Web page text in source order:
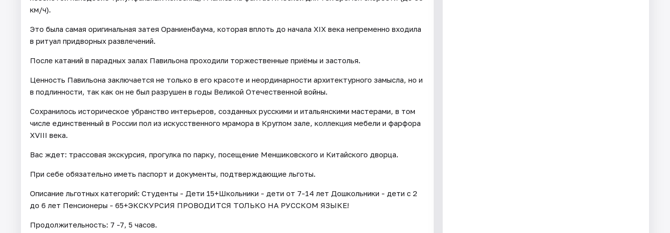
км/ч).
Это была самая оригинальная затея Ораниенбаума, которая вплоть до начала XIX века непременно входила
в ритуал придворных развлечений.
После катаний в парадных залах Павильона проходили торжественные приёмы и застолья.
Ценность Павильона заключается не только в его красоте и неординарности архитектурного замысла, но и
в подлинности, так как он не был разрушен в годы Великой Отечественной войны.
Сохранилось историческое убранство интерьеров, созданных русскими и итальянскими мастерами, в том
числе единственный в России пол из искусственного мрамора в Круглом зале, коллекция мебели и фарфора
XVIII века.
Вас ждет: трассовая экскурсия, прогулка по парку, посещение Меншиковского и Китайского дворца.
При себе обязательно иметь паспорт и документы, подтверждающие льготы.
Описание льготных категорий: Студенты - Дети 15+Школьники - дети от 7-14 лет Дошкольники - дети с 2
до 6 лет Пенсионеры - 65+ЭКСКУРСИЯ ПРОВОДИТСЯ ТОЛЬКО НА РУССКОМ ЯЗЫКЕ!
Продолжительность: 7 -7, 5 часов.